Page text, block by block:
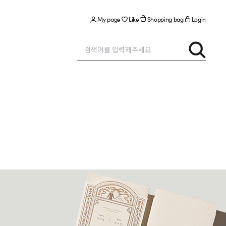
My page Like Shopping bag Login